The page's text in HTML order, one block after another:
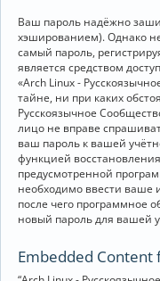
Ваш пароль надёжно
хэшированием). Однако
самый пароль,
является средством
«Arch Linux -
тайне, ни при каких
Русскоязычное
лицо не вправе
ваш пароль к вашей
функцией
предусмотренной
необходимо ввести ваше
после чего программное
новый пароль для вашей
Embedded